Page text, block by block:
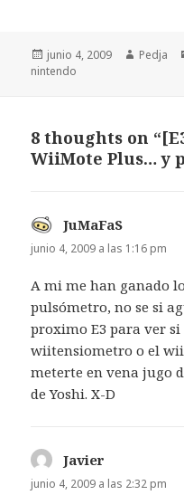
Publicado
el
junio 4, 2009 Autor
Pedja
nintendo
8 thoughts on
WiiMote Plus… y
JuMaFaS
junio 4, 2009 a las 1:16 pm
A mi me han ganado
pulsómetro, no se si
proximo E3 para ver
wiitensiometro o el
meterte en vena jugo
de Yoshi. X-D
Javier
junio 4, 2009 a las 2:32 pm